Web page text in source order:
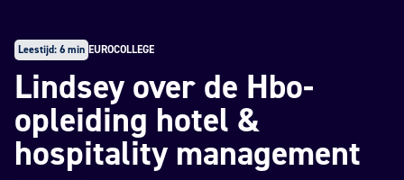
Leestijd: 6 min EUROCOLLEGE
Lindsey over de Hbo-
opleiding hotel &
hospitality management